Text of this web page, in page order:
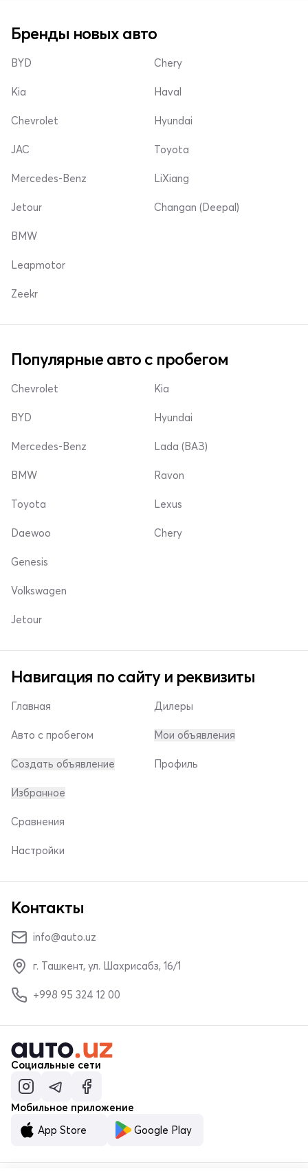
Бренды новых авто
BYD
Kia
Chevrolet
Chery
Haval
Hyundai
JAC
Mercedes-Benz
Jetour
Toyota
LiXiang
Changan (Deepal)
BMW
Leapmotor
Zeekr
Популярные авто с пробегом
Chevrolet
BYD
Mercedes-Benz
Kia
Hyundai
Lada (ВАЗ)
BMW
Toyota
Daewoo
Ravon
Lexus
Chery
Genesis
Volkswagen
Jetour
Навигация по сайту и реквизиты
Главная
Авто с пробегом
Создать объявление
Дилеры
Мои объявления
Профиль
Избранное
Сравнения
Настройки
Контакты
info@auto.uz
г. Ташкент, ул. Шахрисабз, 16/1
+998 95 324 12 00
Социальные сети
Мобильное приложение
App Store
Google Play